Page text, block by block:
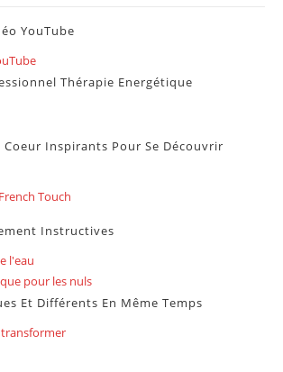
YouTube
Thérapie Energétique
Coeur Inspirants Pour Se Découvrir
Touch
Instructives
l'eau
pour les nuls
Et Différents En Même Temps
transformer